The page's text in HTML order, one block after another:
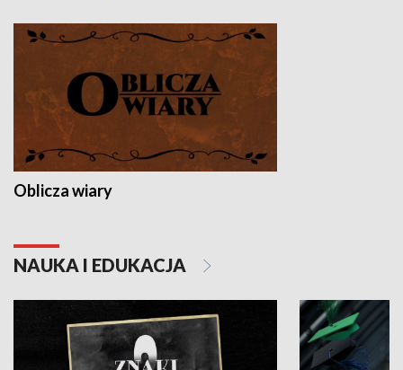
Oblicza wiary
NAUKA I EDUKACJA